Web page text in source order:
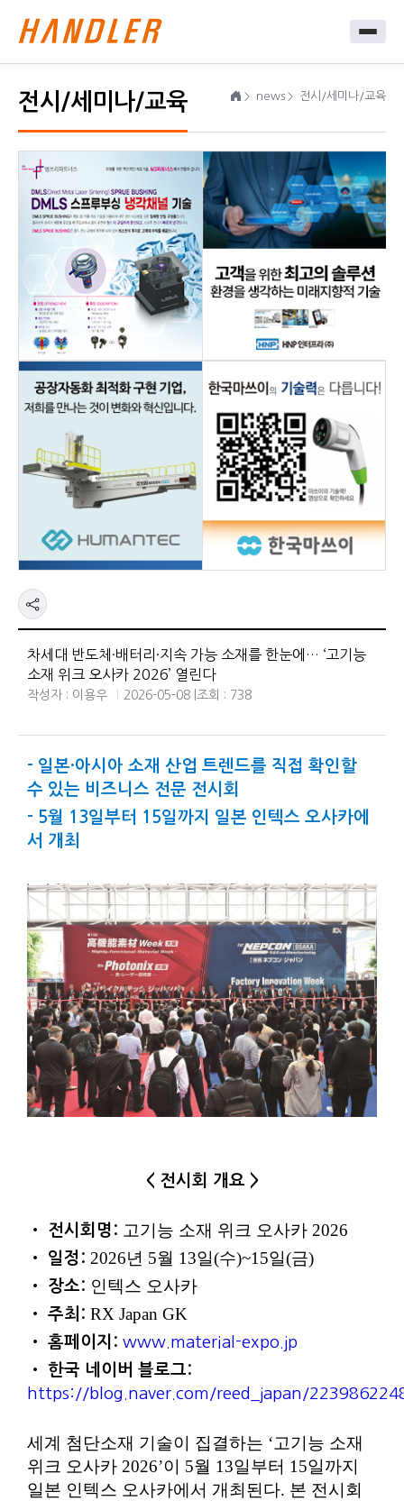
전시/세미나/교육 news 전시/세미나/교육
차세대 반도체·배터리·지속 가능 소재를 한눈에… ‘고기능
소재 위크 오사카 2026’ 열린다
작성자 : 이용우 2026-05-08 | 조회 : 738
- 일본·아시아 소재 산업 트렌드를 직접 확인할
수 있는 비즈니스 전문 전시회
- 5월 13일부터 15일까지 일본 인텍스 오사카에
서 개최
< 전시회 개요 >
• 전시회명: 고기능 소재 위크 오사카 2026
• 일정: 2026년 5월 13일(수)~15일(금)
• 장소: 인텍스 오사카
• 주최: RX Japan GK
• 홈페이지: www.material-expo.jp
• 한국 네이버 블로그:
https://blog.naver.com/reed_japan/
세계 첨단소재 기술이 집결하는 ‘고기능 소재
위크 오사카 2026’이 5월 13일부터 15일까지
일본 인텍스 오사카에서 개최된다. 본 전시회